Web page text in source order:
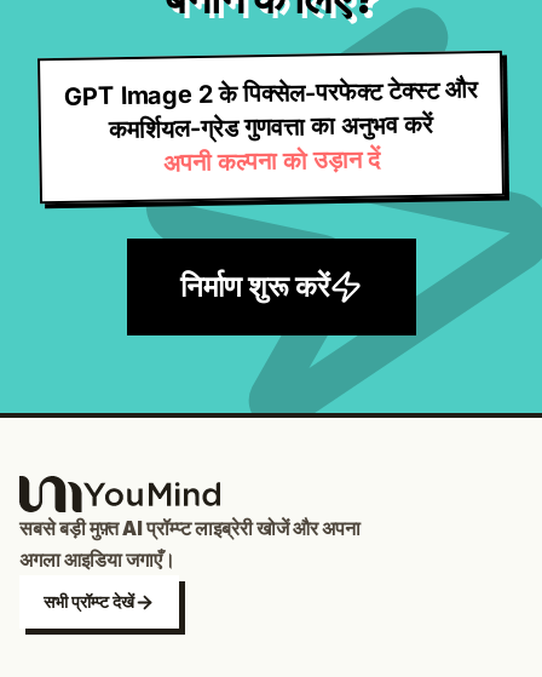
GPT Image 2 के पिक्सेल-परफेक्ट टेक्स्ट और
कमर्शियल-ग्रेड गुणवत्ता का अनुभव करें
अपनी कल्पना को उड़ान दें
निर्माण शुरू करें
सबसे बड़ी मुफ़्त AI प्रॉम्प्ट लाइब्रेरी खोजें और अपना
अगला आइडिया जगाएँ।
सभी प्रॉम्प्ट देखें